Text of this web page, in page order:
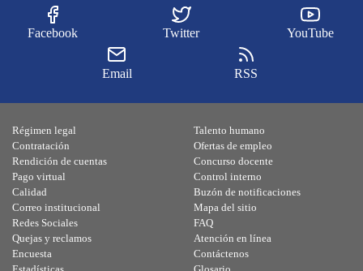
Facebook Twitter YouTube
Email RSS
Régimen legal
Contratación
Rendición de cuentas
Pago virtual
Calidad
Talento humano
Ofertas de empleo
Concurso docente
Control interno
Buzón de notificaciones
Correo institucional
Redes Sociales
Quejas y reclamos
Encuesta
Mapa del sitio
FAQ
Atención en línea
Contáctenos